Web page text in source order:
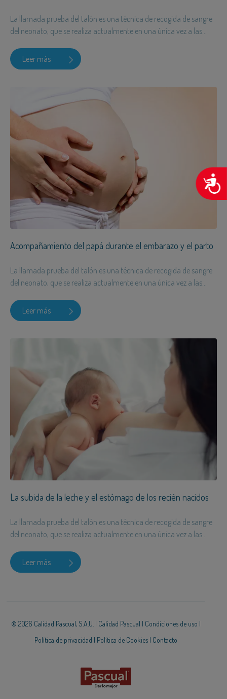
La llamada prueba del talón es una técnica de recogida de sangre
del neonato, que se realiza actualmente en una única vez a las...
Leer más
Acompañamiento del papá durante el embarazo y el parto
La llamada prueba del talón es una técnica de recogida de sangre
del neonato, que se realiza actualmente en una única vez a las...
Leer más
La subida de la leche y el estómago de los recién nacidos
La llamada prueba del talón es una técnica de recogida de sangre
del neonato, que se realiza actualmente en una única vez a las...
Leer más
© 2026 Calidad Pascual, S.A.U. | Calidad Pascual | Condiciones de uso |
Política de privacidad | Política de Cookies | Contacto